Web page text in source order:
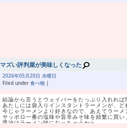
マズい評判屋が美味しくなった
2026年05月20日 水曜日
Filed under 食べ物 |
結論から言うとウェイパーをたっぷり入れれば
あたしには袋入りインスタントラーメンが、ど
今じゃラーメンより好きなので、あえてラーメ
サッポロ一番の塩味や旨辛みそ味を頻繁に買い
醤油はラーメン味になっちゃうから。